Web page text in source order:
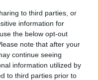
to third parties, or
information for
the below opt-out
note that after your
continue seeing
information utilized by
to third parties prior to